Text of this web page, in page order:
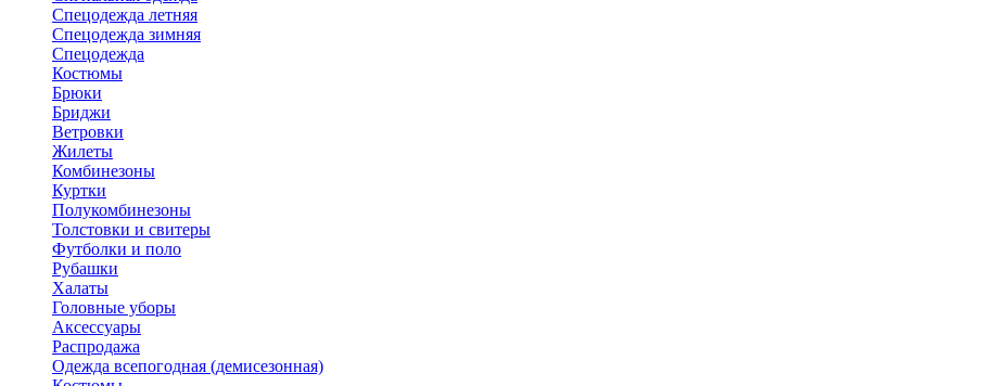
Спецодежда летняя
Спецодежда зимняя
Спецодежда
Костюмы
Брюки
Бриджи
Ветровки
Жилеты
Комбинезоны
Куртки
Полукомбинезоны
Толстовки и свитеры
Футболки и поло
Рубашки
Халаты
Головные уборы
Аксессуары
Распродажа
Одежда всепогодная (демисезонная)